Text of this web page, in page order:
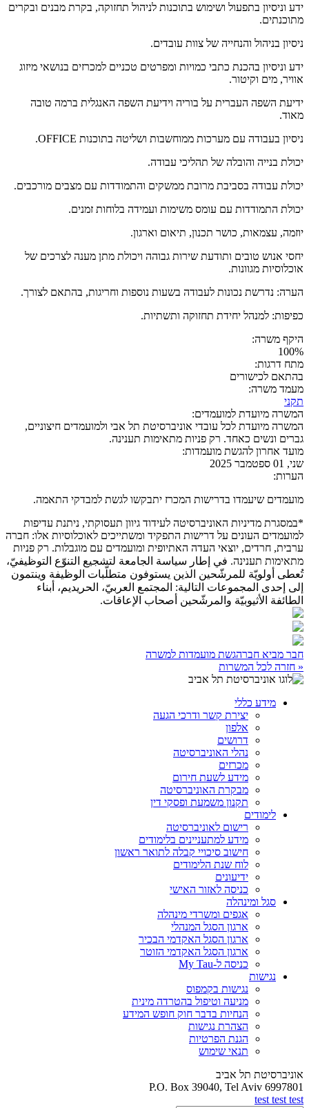
ידע וניסיון בתפעול ושימוש בתוכנות לניהול תחזוקה, בקרת מבנים ובקרים
מתוכנתים.
ניסיון בניהול והנחייה של צוות עובדים.
ידע וניסיון בהכנת כתבי כמויות ומפרטים טכניים למכרזים בנושאי מיזוג
אוויר, מים וקיטור.
ידיעת השפה העברית על בוריה וידיעת השפה האנגלית ברמה טובה
מאוד.
ניסיון בעבודה עם מערכות ממוחשבות ושליטה בתוכנות OFFICE.
יכולת בנייה והובלה של תהליכי עבודה.
יכולת עבודה בסביבת מרובת ממשקים והתמודדות עם מצבים מורכבים.
יכולת התמודדות עם עומס משימות ועמידה בלוחות זמנים.
יוזמה, עצמאות, כושר תכנון, תיאום וארגון.
יחסי אנוש טובים ותודעת שירות גבוהה ויכולת מתן מענה לצרכים של
אוכלוסיות מגוונות.
הערה: נדרשת נכונות לעבודה בשעות נוספות וחריגות, בהתאם לצורך.
כפיפות: למנהל יחידת תחזוקה ותשתיות.
היקף משרה:
100%
מתח דרגות:
בהתאם לכישורים
מעמד משרה:
תקני
המשרה מיועדת למועמדים:
המשרה מיועדת לכל עובדי אוניברסיטת תל אבי ולמועמדים חיצוניים,
גברים ונשים כאחד. רק פניות מתאימות תענינה.
מועד אחרון להגשת מועמדות:
שני, 01 ספטמבר 2025
הערות:
מועמדים שיעמדו בדרישות המכרז יתבקשו לגשת למבדקי התאמה.
*במסגרת מדיניות האוניברסיטה לעידוד גיוון תעסוקתי, ניתנת עדיפות
למועמדים העונים על דרישות התפקיד ומשתייכים לאוכלוסיות אלו: חברה
ערבית, חרדים, יוצאי העדה האתיופית ומועמדים עם מוגבלות. רק פניות
מתאימות תענינה. في إطار سياسة الجامعة لتشجيع التنوّع التوظيفيّ،
تُعطى أولويّة للمرشّحين الذين يستوفون متطلّبات الوظيفة وينتمون
إلى إحدى المجموعات التالية: المجتمع العربيّ، الحريديم، أبناء
الطائفة الأثيوبيّة والمرشّحين أصحاب الإعاقات.
חבר מביא חברהגשת מועמדות למשרה
« חזרה לכל המשרות
מידע כללי
יצירת קשר ודרכי הגעה
אלפון
דרושים
נהלי האוניברסיטה
מכרזים
מידע לשעת חירום
מבקרת האוניברסיטה
תקנון משמעת ופסקי דין
לימודים
רישום לאוניברסיטה
מידע למתעניינים בלימודים
חישוב סיכויי קבלה לתואר ראשון
לוח שנת הלימודים
ידיעונים
כניסה לאזור האישי
סגל ומינהלה
אגפים ומשרדי מינהלה
ארגון הסגל המנהלי
ארגון הסגל האקדמי הבכיר
ארגון הסגל האקדמי הזוטר
כניסה ל-My Tau
נגישות
נגישות בקמפוס
מניעה וטיפול בהטרדה מינית
הנחיות בדבר חוק חופש המידע
הצהרת נגישות
הגנת הפרטיות
תנאי שימוש
אוניברסיטת תל אביב
P.O. Box 39040, Tel Aviv 6997801
test test test